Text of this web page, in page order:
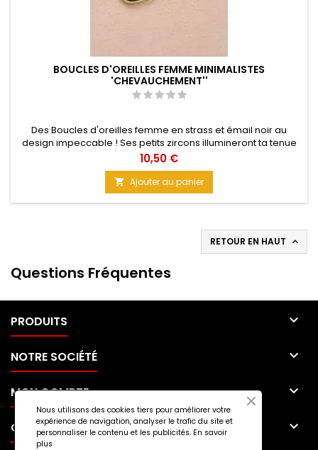
BOUCLES D'OREILLES FEMME MINIMALISTES
'CHEVAUCHEMENT''
Des Boucles d'oreilles femme en strass et émail noir au
design impeccable ! Ses petits zircons illumineront ta tenue
au quotidien ! La géométrie s'applique ici, pour te rendre
encore plus Sublime ! Elles sont petites, légères et Originales
pour que tu sois Uniques ! Matériau : Alliage de cuivre Taille : 3
cm x 1,6 cm Couleur : Doré
Prix
10,50 €
 Ajouter au panier
RETOUR EN HAUT 
Questions Fréquentes
PRODUITS 
NOTRE SOCIÉTÉ 
MON COMPTE 
CONTACT 
Nous utilisons des cookies tiers pour améliorer votre
expérience de navigation, analyser le trafic du site et
personnaliser le contenu et les publicités. En savoir
plus